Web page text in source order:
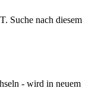
Suche nach diesem
- wird in neuem